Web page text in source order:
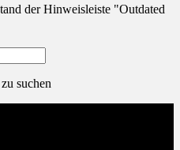
der Hinweisleiste "Outdated
suchen